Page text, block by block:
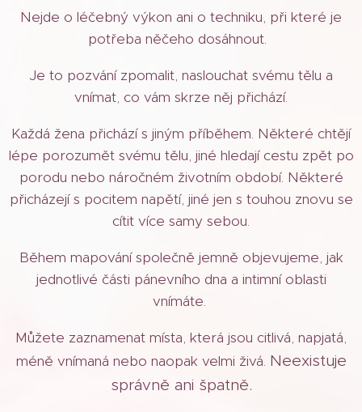
Nejde o léčebný výkon ani o techniku, při které je
potřeba něčeho dosáhnout.
Je to pozvání zpomalit, naslouchat svému tělu a
vnímat, co vám skrze něj přichází.
Každá žena přichází s jiným příběhem. Některé chtějí
lépe porozumět svému tělu, jiné hledají cestu zpět po
porodu nebo náročném životním období. Některé
přicházejí s pocitem napětí, jiné jen s touhou znovu se
cítit více samy sebou.
Během mapování společně jemně objevujeme, jak
jednotlivé části pánevního dna a intimní oblasti
vnímáte.
Můžete zaznamenat místa, která jsou citlivá, napjatá,
méně vnímaná nebo naopak velmi živá. Neexistuje
správně ani špatně.